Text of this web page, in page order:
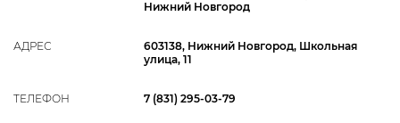
Нижний Новгород
АДРЕС
603138, Нижний Новгород, Школьная
улица, 11
ТЕЛЕФОН 7 (831) 295-03-79